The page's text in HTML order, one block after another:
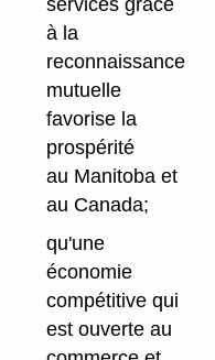
services grâce
à la
reconnaissance
mutuelle
favorise la
prospérité
au Manitoba et
au Canada;
qu'une
économie
compétitive qui
est ouverte au